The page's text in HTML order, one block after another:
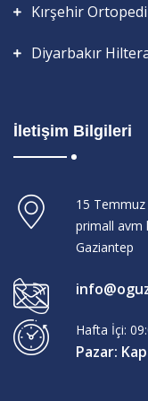
Kırşehir
Diyarbakır
İletişim Bilgileri
15
primall avm
Gaziantep
Hafta İçi:
Pazar: